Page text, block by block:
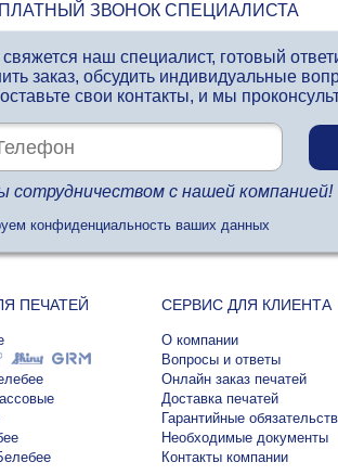
ЗВОНОК СПЕЦИАЛИСТА
наш специалист, готовый
заказ, обсудить индивидуальные
свои контакты, и мы
сотрудничеством с нашей компанией!
конфиденциальность ваших данных
ПЕЧАТЕЙ СЕРВИС ДЛЯ КЛИЕНТА
О компании
Вопросы и ответы
Онлайн заказ печатей
Доставка печатей
Гарантийные
Необходимые документы
Контакты компании